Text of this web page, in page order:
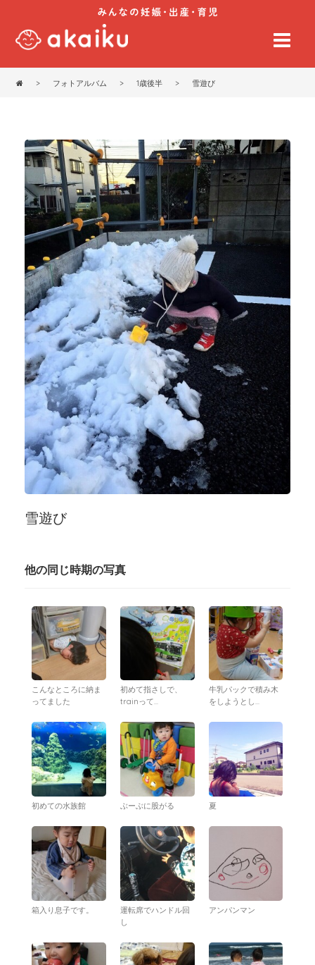
> フォトアルバム > 1歳後半 > 雪遊び
雪遊び
他の同じ時期の写真
こんなところに納ま
ってました
初めて指さしで、
trainって...
牛乳パックで積み木
をしようとし...
初めての水族館 ぶーぶに股がる 夏
箱入り息子です。
運転席でハンドル回
し
アンパンマン